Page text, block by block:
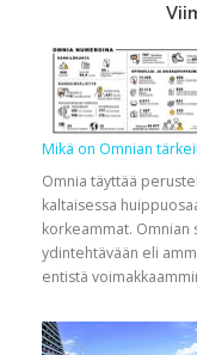
Mikä on Omnian
Omnia täyttää
kaltaisessa
korkeammat. Omnian
ydintehtävään eli
entistä